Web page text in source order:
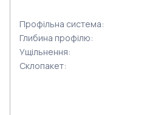
Профільна система:
Глибина профілю:
Ущільнення:
Склопакет: